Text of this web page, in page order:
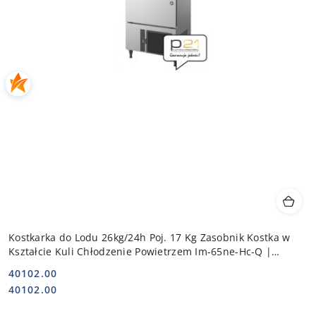
Kostkarka do Lodu 26kg/24h Poj. 17 Kg Zasobnik Kostka w
Kształcie Kuli Chłodzenie Powietrzem Im-65ne-Hc-Q |
Cena:
40102.00
Cena:
40102.00